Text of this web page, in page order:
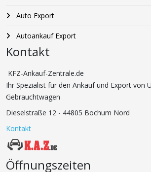
Auto Export
Autoankauf Export
Kontakt
KFZ-Ankauf-Zentrale.de
Ihr Spezialist für den Ankauf und Export von
Gebrauchtwagen
Dieselstraße 12 - 44805 Bochum Nord
Kontakt
Öffnungszeiten